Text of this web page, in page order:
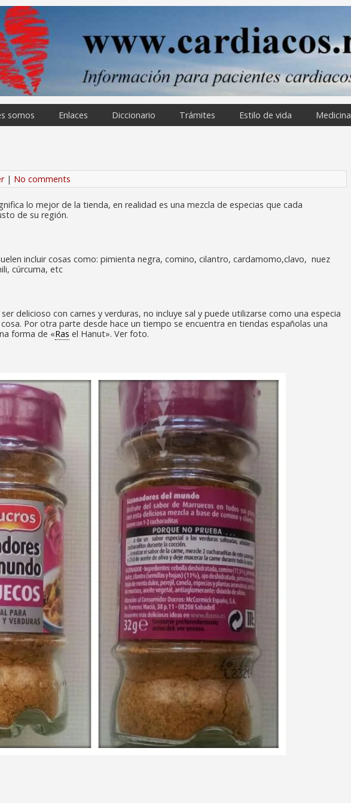
somos Enlaces Diccionario Trámites Estilo de vida Medicina
| No comments
lo mejor de la tienda, en realidad es una mezcla de especias que cada
de su región.
incluir cosas como: pimienta negra, comino, cilantro, cardamomo,clavo, nuez
cúrcuma, etc
delicioso con carnes y verduras, no incluye sal y puede utilizarse como una especia
Por otra parte desde hace un tiempo se encuentra en tiendas españolas una
forma de «Ras el Hanut». Ver foto.